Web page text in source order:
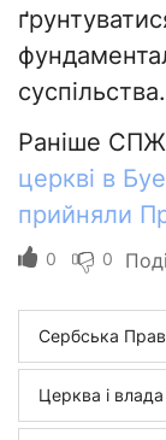
суспільства.
Раніше
церкві в
прийняли
0 0
Сербська
Церква і влада